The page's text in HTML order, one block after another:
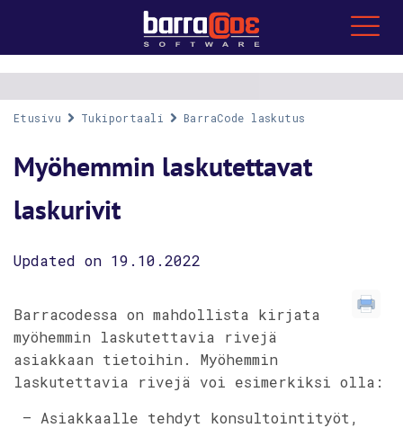
Etusivu Tukiportaali BarraCode laskutus
Myöhemmin laskutettavat
laskurivit
Updated on 19.10.2022
Barracodessa on mahdollista kirjata
myöhemmin laskutettavia rivejä
asiakkaan tietoihin. Myöhemmin
laskutettavia rivejä voi esimerkiksi olla:
– Asiakkaalle tehdyt konsultointityöt,